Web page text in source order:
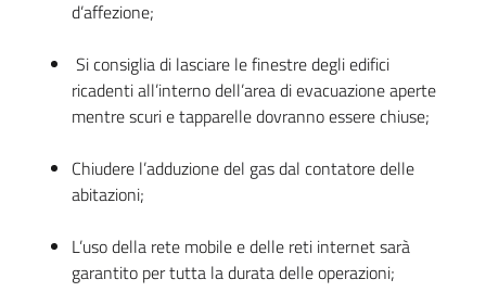
d’affezione;
Si consiglia di lasciare le finestre degli edifici
ricadenti all’interno dell’area di evacuazione aperte
mentre scuri e tapparelle dovranno essere chiuse;
Chiudere l’adduzione del gas dal contatore delle
abitazioni;
L’uso della rete mobile e delle reti internet sarà
garantito per tutta la durata delle operazioni;